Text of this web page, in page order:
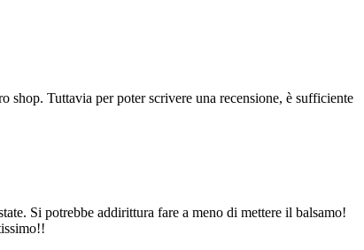
Tuttavia per poter scrivere una recensione, è sufficiente
Si potrebbe addirittura fare a meno di mettere il balsamo!